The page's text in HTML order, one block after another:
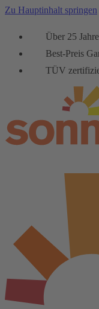
Zu Hauptinhalt springen
Über 25
Best-Preis
TÜV